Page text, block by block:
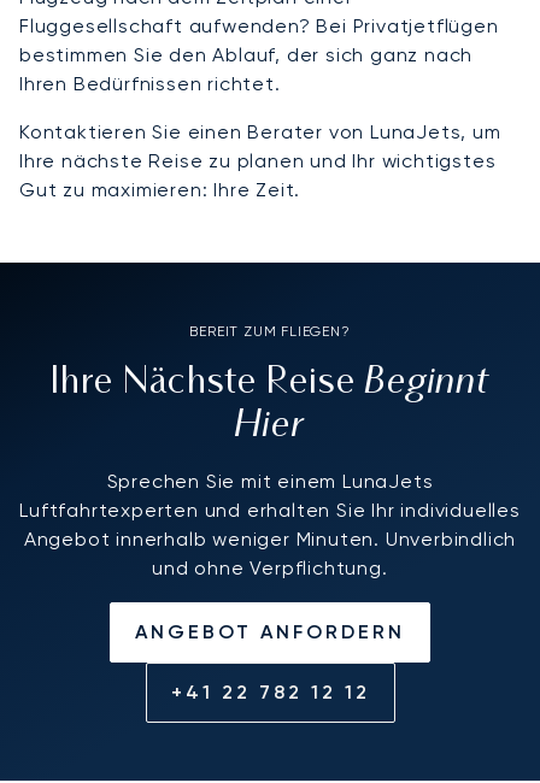
Fluggesellschaft aufwenden? Bei Privatjetflügen
bestimmen Sie den Ablauf, der sich ganz nach
Ihren Bedürfnissen richtet.
Kontaktieren Sie einen Berater von LunaJets, um
Ihre nächste Reise zu planen und Ihr wichtigstes
Gut zu maximieren: Ihre Zeit.
BEREIT ZUM FLIEGEN?
Ihre Nächste ReiseBeginnt
Hier
Sprechen Sie mit einem LunaJets
Luftfahrtexperten und erhalten Sie Ihr individuelles
Angebot innerhalb weniger Minuten. Unverbindlich
und ohne Verpflichtung.
ANGEBOT ANFORDERN
+41 22 782 12 12